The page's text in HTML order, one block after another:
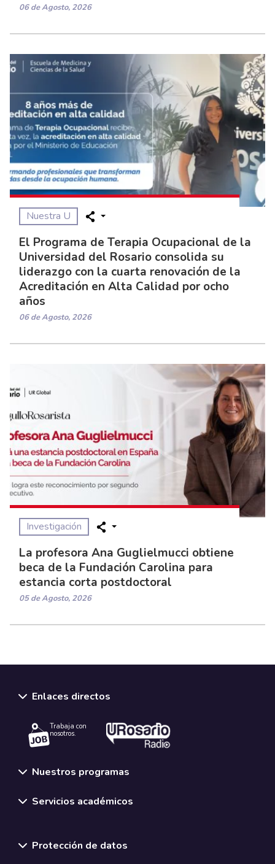
06 de Agosto, 2026
Nuestra U
El Programa de Terapia Ocupacional de la
Universidad del Rosario consolida su
liderazgo con la cuarta renovación de la
Acreditación en Alta Calidad por ocho
años
06 de Agosto, 2026
Investigación
La profesora Ana Guglielmucci obtiene
beca de la Fundación Carolina para
estancia corta postdoctoral
05 de Agosto, 2026
Enlaces directos
Trabaja con
nosotros.
Nuestros programas
Servicios académicos
Protección de datos